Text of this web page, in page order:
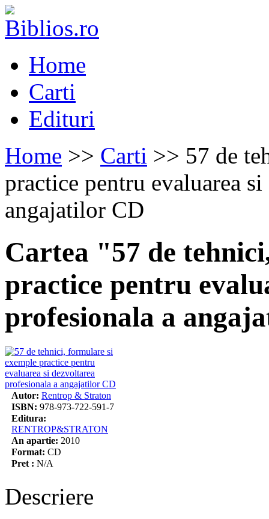
Home
Carti
Edituri
Home >> Carti >> 57 de
practice pentru evaluarea
angajatilor CD
Cartea "57 de
practice pentru
profesionala a
Autor: Rentrop & Straton
ISBN: 978-973-722-591-7
Editura:
RENTROP&STRATON
An apartie: 2010
Format: CD
Pret : N/A
Descriere